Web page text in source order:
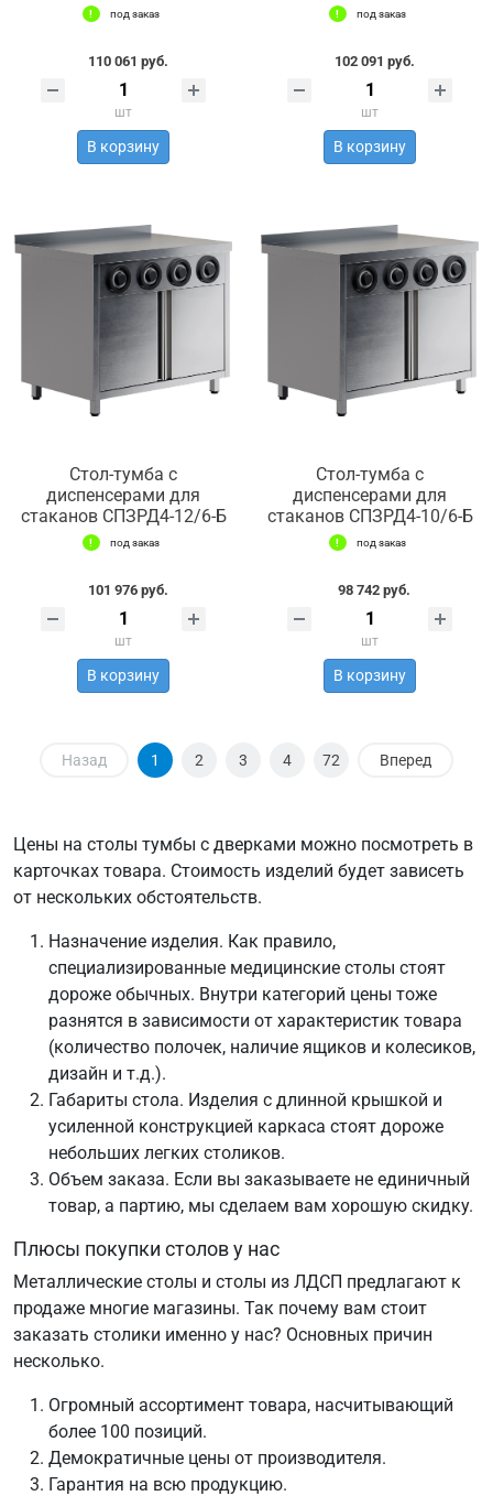
под заказ
110 061 руб.
шт
В корзину
под заказ
102 091 руб.
шт
В корзину
Стол-тумба с
диспенсерами для
стаканов СПЗРД4-12/6-Б
под заказ
101 976 руб.
шт
В корзину
Стол-тумба с
диспенсерами для
стаканов СПЗРД4-10/6-Б
под заказ
98 742 руб.
шт
В корзину
Назад 1 2 3 4 72 Вперед
Цены на столы тумбы с дверками можно посмотреть в
карточках товара. Стоимость изделий будет зависеть
от нескольких обстоятельств.
Назначение изделия. Как правило,
специализированные медицинские столы стоят
дороже обычных. Внутри категорий цены тоже
разнятся в зависимости от характеристик товара
(количество полочек, наличие ящиков и колесиков,
дизайн и т.д.).
Габариты стола. Изделия с длинной крышкой и
усиленной конструкцией каркаса стоят дороже
небольших легких столиков.
Объем заказа. Если вы заказываете не единичный
товар, а партию, мы сделаем вам хорошую скидку.
Плюсы покупки столов у нас
Металлические столы и столы из ЛДСП предлагают к
продаже многие магазины. Так почему вам стоит
заказать столики именно у нас? Основных причин
несколько.
Огромный ассортимент товара, насчитывающий
более 100 позиций.
Демократичные цены от производителя.
Гарантия на всю продукцию.